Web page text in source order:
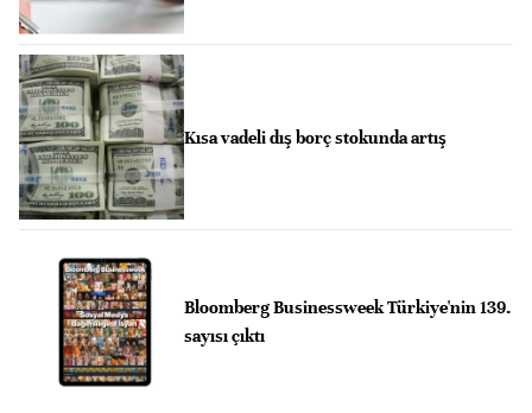
Kısa vadeli dış borç stokunda artış
Bloomberg Businessweek Türkiye'nin 139.
sayısı çıktı